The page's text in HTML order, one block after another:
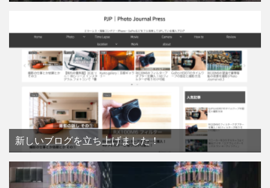
新しいブログを立ち上げました！